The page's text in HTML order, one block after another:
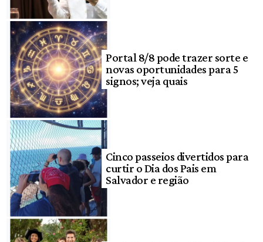
Portal 8/8 pode trazer sorte e
novas oportunidades para 5
signos; veja quais
Cinco passeios divertidos para
curtir o Dia dos Pais em
Salvador e região